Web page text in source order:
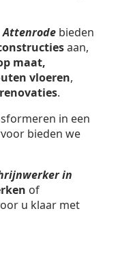
bieden
aan,
maat,
vloeren,
.
in een
bieden we
in
of
u klaar met